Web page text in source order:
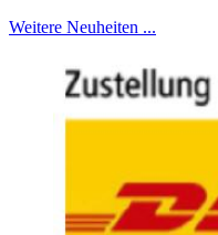
Weitere Neuheiten ...